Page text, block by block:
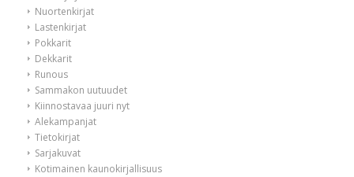
Nuortenkirjat
Lastenkirjat
Pokkarit
Dekkarit
Runous
Sammakon uutuudet
Kiinnostavaa juuri nyt
Alekampanjat
Tietokirjat
Sarjakuvat
Kotimainen kaunokirjallisuus